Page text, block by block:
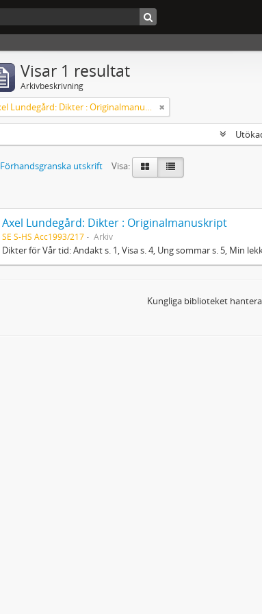
Visar 1 resultat
Arkivbeskrivning
Axel Lundegård: Dikter : Originalmanuskript
Förhandsgranska utskrift
Visa:
Axel Lundegård: Dikter : Originalmanuskript
SE S-HS Acc1993/217 Arkiv
Dikter för Vår tid: Andakt s. 1, Visa s. 4, Ung sommar s. 5, Min
Kungliga biblioteket